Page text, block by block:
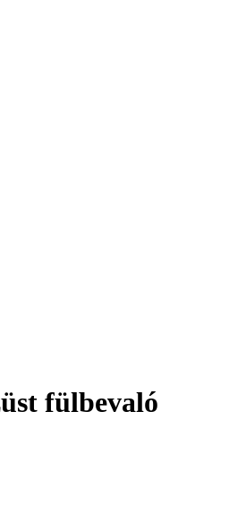
fülbevaló